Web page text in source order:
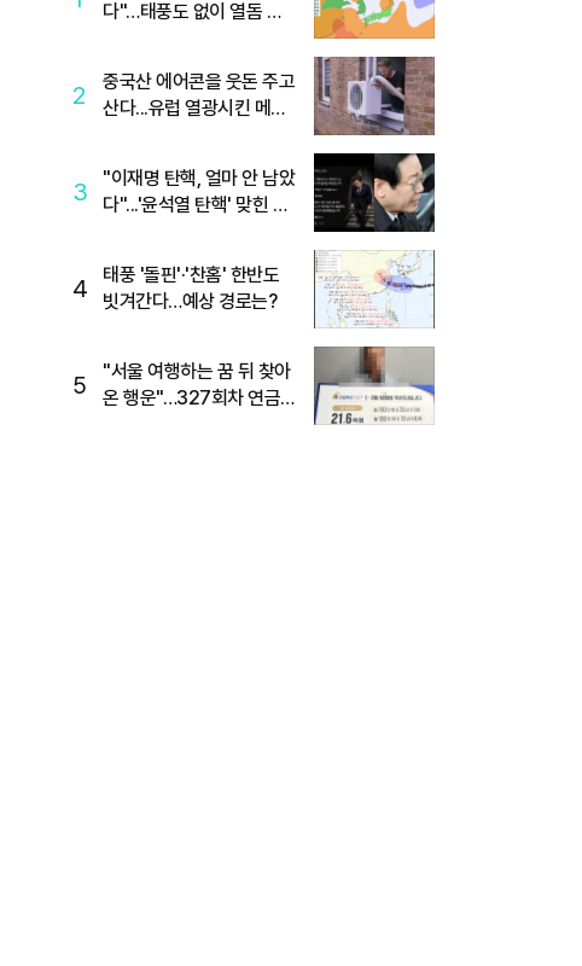
다"…태풍도 없이 열돔 박
2
중국산 에어콘을 웃돈 주고
산다...유럽 열광시킨 메이
3
"이재명 탄핵, 얼마 안 남았
다"...'윤석열 탄핵' 맞힌 무
4
태풍 '돌핀'·'찬홈' 한반도
빗겨간다…예상 경로는?
5
"서울 여행하는 꿈 뒤 찾아
온 행운"…327회차 연금